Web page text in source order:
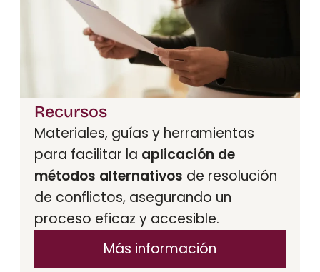
Recursos
Materiales, guías y herramientas
para facilitar la aplicación de
métodos alternativos de resolución
de conflictos, asegurando un
proceso eficaz y accesible.
Más información